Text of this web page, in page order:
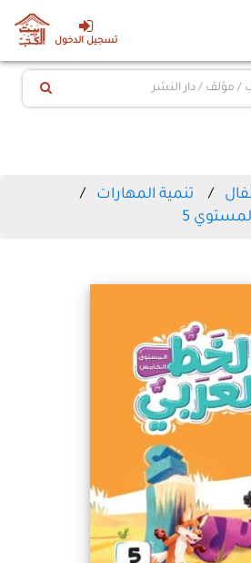
تسجيل الدخول
تنمية المهارات
5